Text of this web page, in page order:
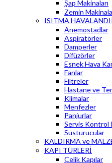
Şap Makinaları
Zemin
ISITMA
Anemostadlar
Aspiratörler
Damperler
Difüzörler
Esnek Hava
Fanlar
Filtreler
Hastane ve
Klimalar
Menfezler
Panjurlar
Servis Kontrol
Susturucular
KALDIRMA ve
KAPI TÜRLERİ
Çelik Kapılar